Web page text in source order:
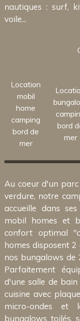
nautiques : surf,
voile...
Location
mobil
home
camping
bord de
mer
bord
mer
Au coeur d'un
verdure, notre
accueille dans ses
mobil homes et
confort optimal
homes disposent
nos bungalows de
Parfaitement
d'une salle de
cuisine avec
micro-ondes et
bungalows toilés,